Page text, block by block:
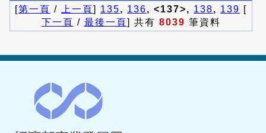
[第一頁 / 上一頁] 135, 136, <137>, 138, 139 [
下一頁 / 最後一頁] 共有 8039 筆資料